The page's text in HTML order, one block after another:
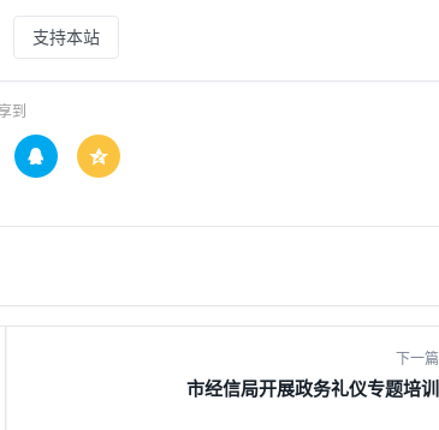
支持本站
到
 
下一篇
市经信局开展政务礼仪专题培训